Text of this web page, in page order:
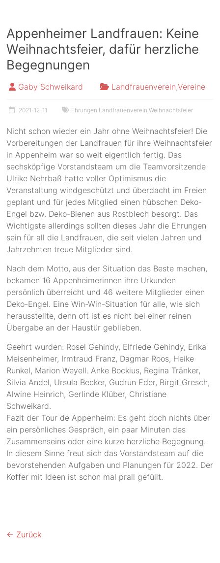
Appenheimer Landfrauen: Keine
Weihnachtsfeier, dafür herzliche
Begegnungen
Gaby Schweikard Landfrauenverein,Vereine
2021-12-11 Ehrungen Landfrauenverein ,Weihnachtsfeier
Nicht schon wieder ein Jahr ohne Weihnachtsfeier! Die
Vorbereitungen der Landfrauen für ihre Weihnachtsfeier
in Appenheim war so weit eigentlich fertig. Das
sechsköpfige Vorstandsteam um die Teamvorsitzende
Ulrike Nehrbaß hatte voller Optimismus die
Veranstaltung windgeschützt und überdacht im Freien
geplant und für jedes Mitglied einen hübschen Deko-
Engel bzw. Deko-Bienen aus Rostblech besorgt. Das
Wichtigste allerdings sollten dieses Jahr die Ehrungen
sein für all die Landfrauen, die seit vielen Jahren und
Jahrzehnten treue Mitglieder sind.
Nach dem Motto, aus der Situation das Beste machen,
bekamen 16 Appenheimerinnen ihre Urkunden
persönlich überreicht und 46 weitere Mitglieder einen
Deko-Engel. Eine Win-Win-Situation für alle, wie sich
herausstellte, denn oft ist es nicht bei einer reinen
Übergabe an der Haustür geblieben.
Geehrt wurden: Rosel Gehindy, Elfriede Gehindy, Erika
Meisenheimer, Irmtraud Franz, Dagmar Roos, Heike
Runkel, Marion Weyell. Anke Bockius, Regina Tränker,
Silvia Andel, Ursula Becker, Gudrun Eder, Birgit Gresch,
Alwine Heinrich, Gerlinde Klüber, Christiane
Schweikard.
Fazit der Tour de Appenheim: Es geht doch nichts über
ein persönliches Gespräch, ein paar Minuten des
Zusammenseins oder eine kurze herzliche Begegnung.
In diesem Sinne freut sich das Vorstandsteam auf die
bevorstehenden Aufgaben und Planungen für 2022. Der
Koffer mit Ideen ist schon mal prall gefüllt.
← Zurück